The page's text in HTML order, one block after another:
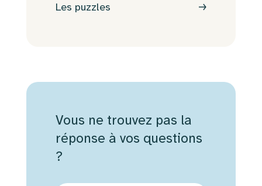
Les puzzles
Vous ne trouvez pas la
réponse à vos questions
?